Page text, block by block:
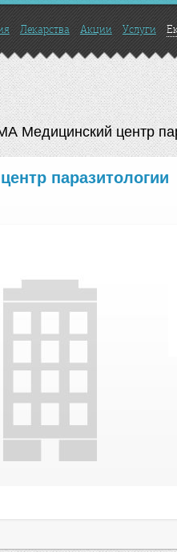
Лекарства Акции Услуги
Медицинский центр
паразитологии